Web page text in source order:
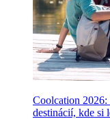
Coolcation
destinácií, kde si